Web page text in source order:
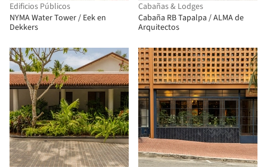
Edificios Públicos
NYMA Water Tower / Eek en
Dekkers
Cabañas & Lodges
Cabaña RB Tapalpa / ALMA de
Arquitectos